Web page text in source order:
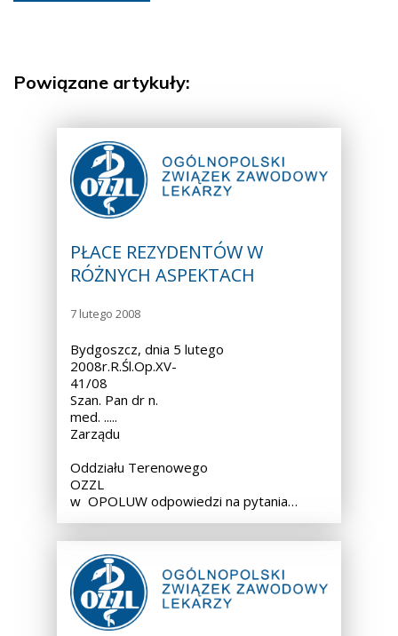
Powiązane artykuły:
PŁACE REZYDENTÓW W
RÓŻNYCH ASPEKTACH
7 lutego 2008
Bydgoszcz, dnia 5 lutego
2008r.R.Śl.Op.XV-
41/08
Szan. Pan dr n.
med. .....
Zarządu
Oddziału Terenowego
OZZL
w OPOLUW odpowiedzi na pytania…